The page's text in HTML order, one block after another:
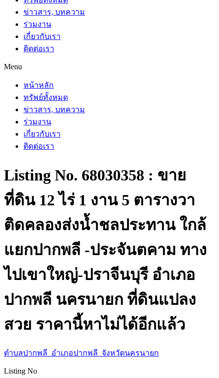
ข่าวสาร, บทความ
ร่วมงาน
เกี่ยวกับเรา
ติดต่อเรา
Menu
หน้าหลัก
ทรัพย์ทั้งหมด
ข่าวสาร, บทความ
ร่วมงาน
เกี่ยวกับเรา
ติดต่อเรา
Listing No. 68030358 : ขาย
ที่ดิน 12 ไร่ 1 งาน 5 ตารางวา
ติดคลองส่งน้ำชลประทาน ใกล้
แยกปากพลี -ประจันตคาม ทาง
ไปเขาใหญ่-ปราจีนบุรี อำเภอ
ปากพลี นครนายก ที่ดินแปลง
สวย ราคานี้หาไม่ได้อีกแล้ว
ตำบลปากพลี อำเภอปากพลี จังหวัดนครนายก
Listing No